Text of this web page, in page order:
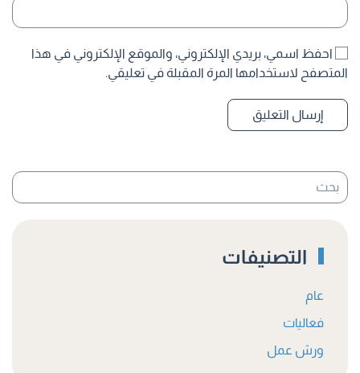
احفظ اسمي، بريدي الإلكتروني، والموقع الإلكتروني في هذا
المتصفح لاستخدامها المرة المقبلة في تعليقي.
إرسال التعليق
التصنيفات
عام
فعاليات
ورش عمل